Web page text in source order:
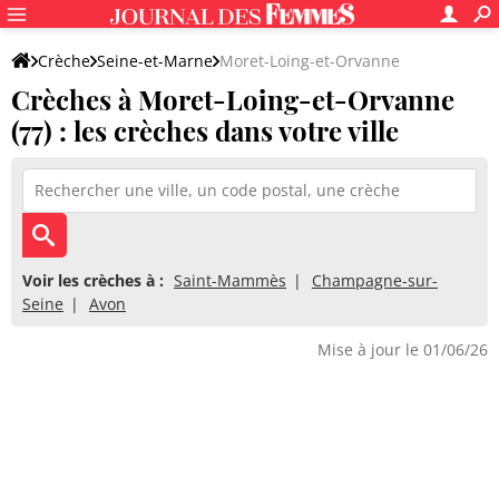
Crèche Seine-et-Marne Moret-Loing-et-Orvanne
Crèches à Moret-Loing-et-Orvanne
(77) : les crèches dans votre ville
Voir les crèches à : Saint-Mammès
Champagne-sur-
Seine
Avon
Mise à jour le 01/06/26